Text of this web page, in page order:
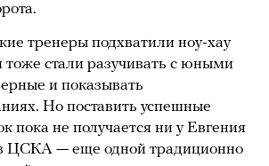
тренеры подхватили ноу-хау
тоже стали разучивать с юными
и показывать
Но поставить успешные
пока не получается ни у Евгения
ЦСКА — еще одной традиционно